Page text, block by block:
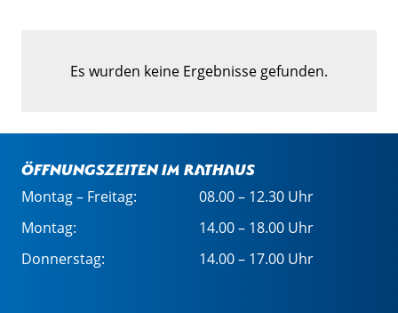
Es wurden keine Ergebnisse gefunden.
Öffnungszeiten im Rathaus
Montag – Freitag:
08.00 – 12.30 Uhr
Montag:
14.00 – 18.00 Uhr
Donnerstag:
14.00 – 17.00 Uhr